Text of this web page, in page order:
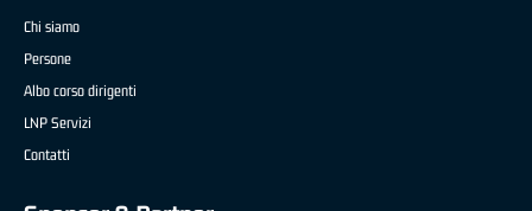
Chi siamo
Persone
Albo corso dirigenti
LNP Servizi
Contatti